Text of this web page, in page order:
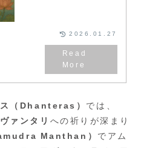
2026.01.27
（Dhanteras） では、
ァンタリ への祈りが深まり
Manthan） でアム